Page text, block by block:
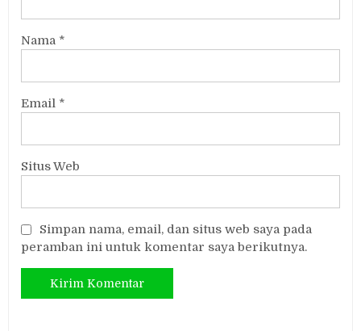
Nama *
Email *
Situs Web
Simpan nama, email, dan situs web saya pada
peramban ini untuk komentar saya berikutnya.